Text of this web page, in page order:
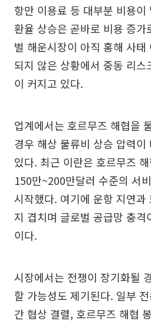
항만 이용료 등 대부분 비용
환율 상승은 곧바로 비용 증
벌 해운시장이 아직 홍해 사
되지 않은 상황에서 중동 리스
이 커지고 있다.
업계에서는 호르무즈 해협을
경우 해상 물류비 상승 압력
있다. 최근 이란은 호르무즈
150만~200만달러 수준의 서
시작했다. 여기에 운항 지연과
지 겹치며 글로벌 공급망 충격
이다.
시장에서는 전쟁이 장기화될
할 가능성도 제기된다. 일부
간 협상 결렬, 호르무즈 해협